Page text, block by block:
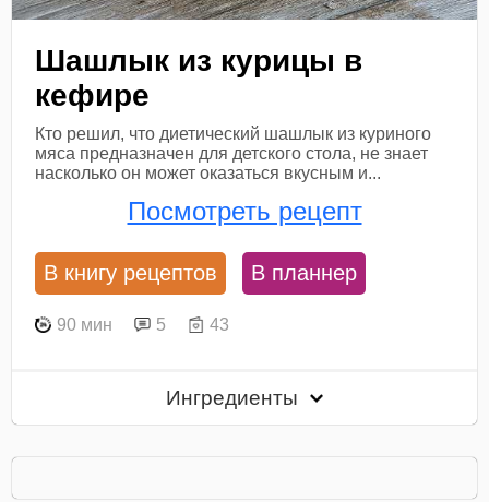
Шашлык из курицы в
кефире
Кто решил, что диетический шашлык из куриного
мяса предназначен для детского стола, не знает
насколько он может оказаться вкусным и...
Посмотреть рецепт
В книгу рецептов В планнер
90 мин 5 43
Ингредиенты